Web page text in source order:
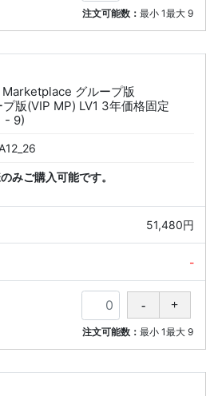
注文可能数：最小 1最大 9
グループ版
版(VIP MP) LV1 3年価格固定
- 9)
みご購入可能です。
51,480円
-
注文可能数：最小 1最大 9